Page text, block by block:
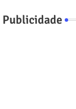
Publicidade